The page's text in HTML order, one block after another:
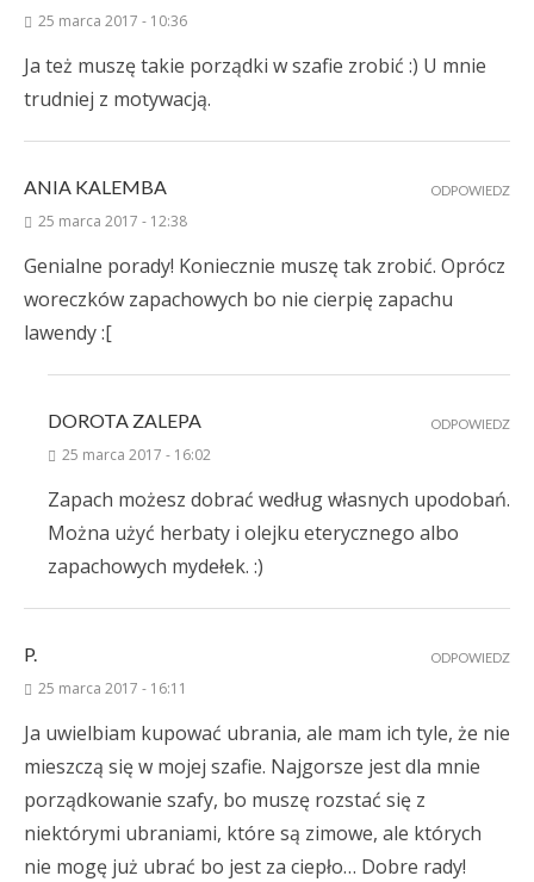
25 marca 2017 - 10:36
Ja też muszę takie porządki w szafie zrobić :) U mnie
trudniej z motywacją.
ANIA KALEMBA
25 marca 2017 - 12:38
Genialne porady! Koniecznie muszę tak zrobić. Oprócz
woreczków zapachowych bo nie cierpię zapachu
lawendy :[
ODPOWIEDZ
DOROTA ZALEPA
25 marca 2017 - 16:02
Zapach możesz dobrać według własnych upodobań.
Można użyć herbaty i olejku eterycznego albo
zapachowych mydełek. :)
ODPOWIEDZ
P.
25 marca 2017 - 16:11
Ja uwielbiam kupować ubrania, ale mam ich tyle, że nie
mieszczą się w mojej szafie. Najgorsze jest dla mnie
porządkowanie szafy, bo muszę rozstać się z
niektórymi ubraniami, które są zimowe, ale których
nie mogę już ubrać bo jest za ciepło… Dobre rady!
ODPOWIEDZ